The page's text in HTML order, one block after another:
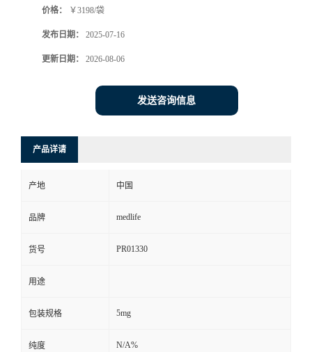
价格： ￥3198/袋
发布日期： 2025-07-16
更新日期： 2026-08-06
发送咨询信息
产品详请
产地 中国
品牌 medlife
货号 PR01330
用途
包装规格 5mg
纯度 N/A%